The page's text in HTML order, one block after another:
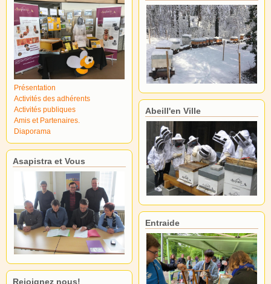
Présentation
Activités des adhérents
Activités publiques
Amis et Partenaires.
Diaporama
Asapistra et Vous
Rejoignez nous!
Abeill'en Ville
Entraide